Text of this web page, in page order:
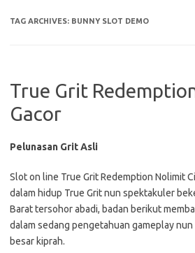
TAG ARCHIVES: BUNNY SLOT DEMO
True Grit
Gacor
Pelunasan Grit Asli
Slot on line True Grit Redemption Nolimit
dalam hidup True Grit nun spektakuler
Barat tersohor abadi, badan berikut
dalam sedang pengetahuan gameplay nun
besar kiprah.